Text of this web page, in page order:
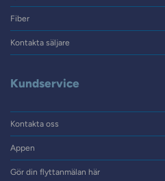
Fiber
Kontakta säljare
Kundservice
Kontakta oss
Appen
Gör din flyttanmälan här